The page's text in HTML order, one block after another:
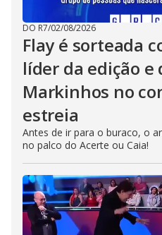
DO R7/02/08/2026
Flay é sorteada
líder da edição e
Markinhos no
estreia
Antes de ir para o buraco, o
no palco do Acerte ou Caia!